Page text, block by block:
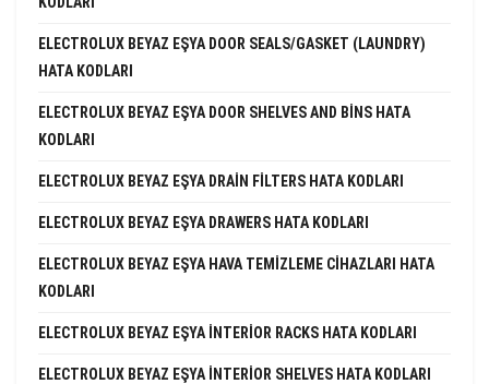
ELECTROLUX BEYAZ EŞYA DOOR SEALS/GASKET (LAUNDRY)
HATA KODLARI
ELECTROLUX BEYAZ EŞYA DOOR SHELVES AND BINS HATA
KODLARI
ELECTROLUX BEYAZ EŞYA DRAIN FILTERS HATA KODLARI
ELECTROLUX BEYAZ EŞYA DRAWERS HATA KODLARI
ELECTROLUX BEYAZ EŞYA HAVA TEMIZLEME CIHAZLARI HATA
KODLARI
ELECTROLUX BEYAZ EŞYA INTERIOR RACKS HATA KODLARI
ELECTROLUX BEYAZ EŞYA INTERIOR SHELVES HATA KODLARI